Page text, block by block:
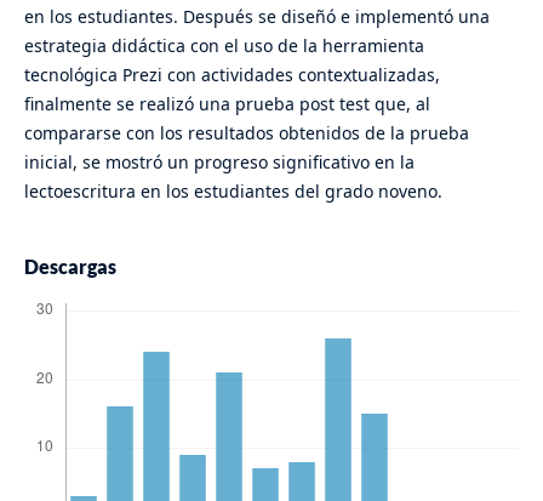
en los estudiantes. Después se diseñó e implementó una
estrategia didáctica con el uso de la herramienta
tecnológica Prezi con actividades contextualizadas,
finalmente se realizó una prueba post test que, al
compararse con los resultados obtenidos de la prueba
inicial, se mostró un progreso significativo en la
lectoescritura en los estudiantes del grado noveno.
Descargas